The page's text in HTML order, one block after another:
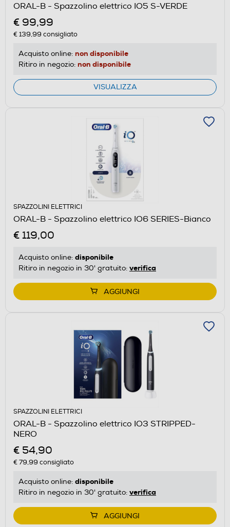
ORAL-B - Spazzolino elettrico IO5 S-VERDE
€ 99,99
€ 139,99 consigliato
Acquisto online: non disponibile
Ritiro in negozio: non disponibile
VISUALIZZA
SPAZZOLINI ELETTRICI
ORAL-B - Spazzolino elettrico IO6 SERIES-Bianco
€ 119,00
Acquisto online: disponibile
Ritiro in negozio in 30' gratuito: verifica
AGGIUNGI
SPAZZOLINI ELETTRICI
ORAL-B - Spazzolino elettrico IO3 STRIPPED-
NERO
€ 54,90
€ 79,99 consigliato
Acquisto online: disponibile
Ritiro in negozio in 30' gratuito: verifica
AGGIUNGI